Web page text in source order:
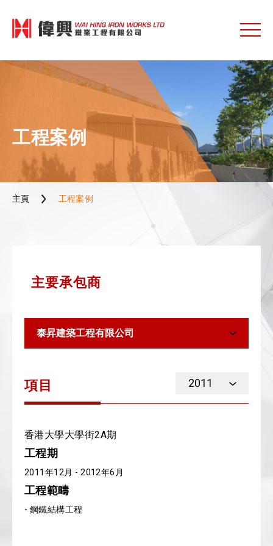
工程案例
主頁 工程案例
主要承包商
泰昇建築工程有限公司
項目 2011
香港大學大學街2A期
工程期
2011年12月 - 2012年6月
工程範疇
- 鋼鐵結構工程